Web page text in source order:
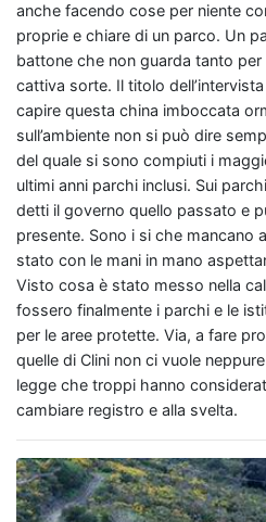
anche facendo cose per niente
proprie e chiare di un parco. Un
battone che non guarda tanto
cattiva sorte. Il titolo
capire questa china imboccata
sull’ambiente non si può dire
del quale si sono compiuti i
ultimi anni parchi inclusi. Sui
detti il governo quello passato e
presente. Sono i si che mancano
stato con le mani in mano
Visto cosa è stato messo nella
fossero finalmente i parchi e le
per le aree protette. Via, a fare
quelle di Clini non ci vuole
legge che troppi hanno
cambiare registro e alla svelta.